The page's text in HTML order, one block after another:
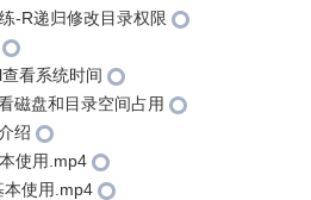
-R递归修改目录权限
看系统时间
磁盘和目录空间占用
绍
使用.mp4
本使用.mp4